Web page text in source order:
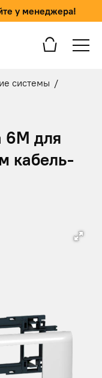
у менеджера!
системы /
6М для
кабель-